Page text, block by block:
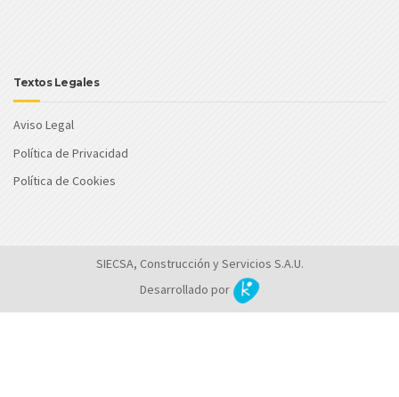
Textos Legales
Aviso Legal
Política de Privacidad
Política de Cookies
SIECSA, Construcción y Servicios S.A.U.
Desarrollado por